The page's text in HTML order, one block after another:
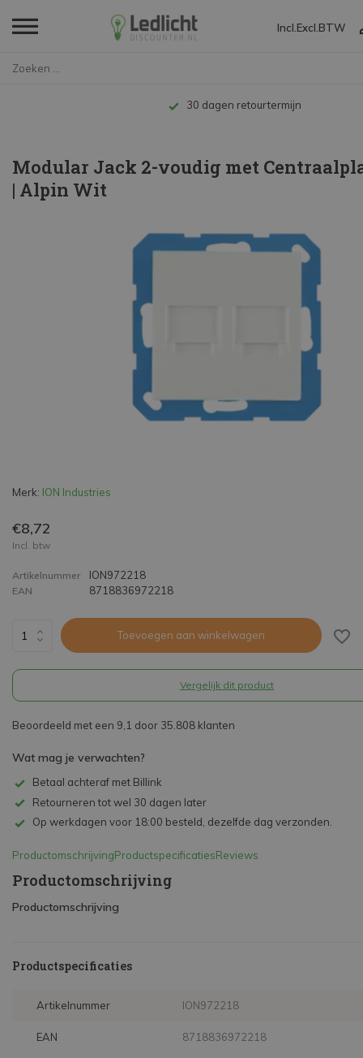
Incl. Excl. BTW
Tot 10 jaar garantie
Modular Jack 2-voudig met
| Alpin Wit
Merk: ION Industries
€8,72
Incl. btw
Artikelnummer ION972218
EAN 8718836972218
Toevoegen aan winkelwagen
Vergelijk dit product
Beoordeeld met een 9,1 door 35.808 klanten
Wat mag je verwachten?
Betaal achteraf met Billink
Retourneren tot wel 30 dagen later
Op werkdagen voor 18:00 besteld, dezelfde dag verzonden.
ProductomschrijvingProductspecificatiesReviews
Productomschrijving
Productomschrijving
Productspecificaties
Artikelnummer ION972218
EAN 8718836972218